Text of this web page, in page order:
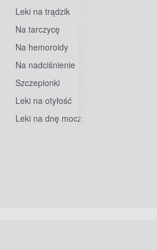
Leki na trądzik
Na tarczycę
Na hemoroidy
Na nadciśnienie
Szczepionki
Leki na otyłość
Leki na dnę moczanową